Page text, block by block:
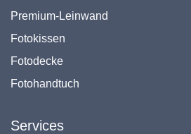
Premium-Leinwand
Fotokissen
Fotodecke
Fotohandtuch
Services